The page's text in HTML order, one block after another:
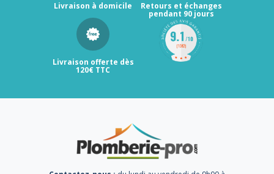
Livraison à domicile Retours et échanges
pendant 90 jours
Livraison offerte dès
120€ TTC